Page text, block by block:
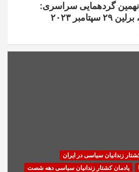
گردهمایی سراسری:
۲۰۲۳
زندانیان سیاسی در ایران
یادمان کشتار زندانیان سیاسی دهه شصت